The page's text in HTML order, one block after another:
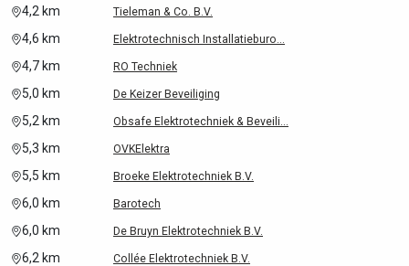
4,2 km Tieleman & Co. B.V.
4,6 km Elektrotechnisch Installatieburo...
4,7 km RO Techniek
5,0 km De Keizer Beveiliging
5,2 km Obsafe Elektrotechniek & Beveili...
5,3 km OVKElektra
5,5 km Broeke Elektrotechniek B.V.
6,0 km Barotech
6,0 km De Bruyn Elektrotechniek B.V.
6,2 km Collée Elektrotechniek B.V.